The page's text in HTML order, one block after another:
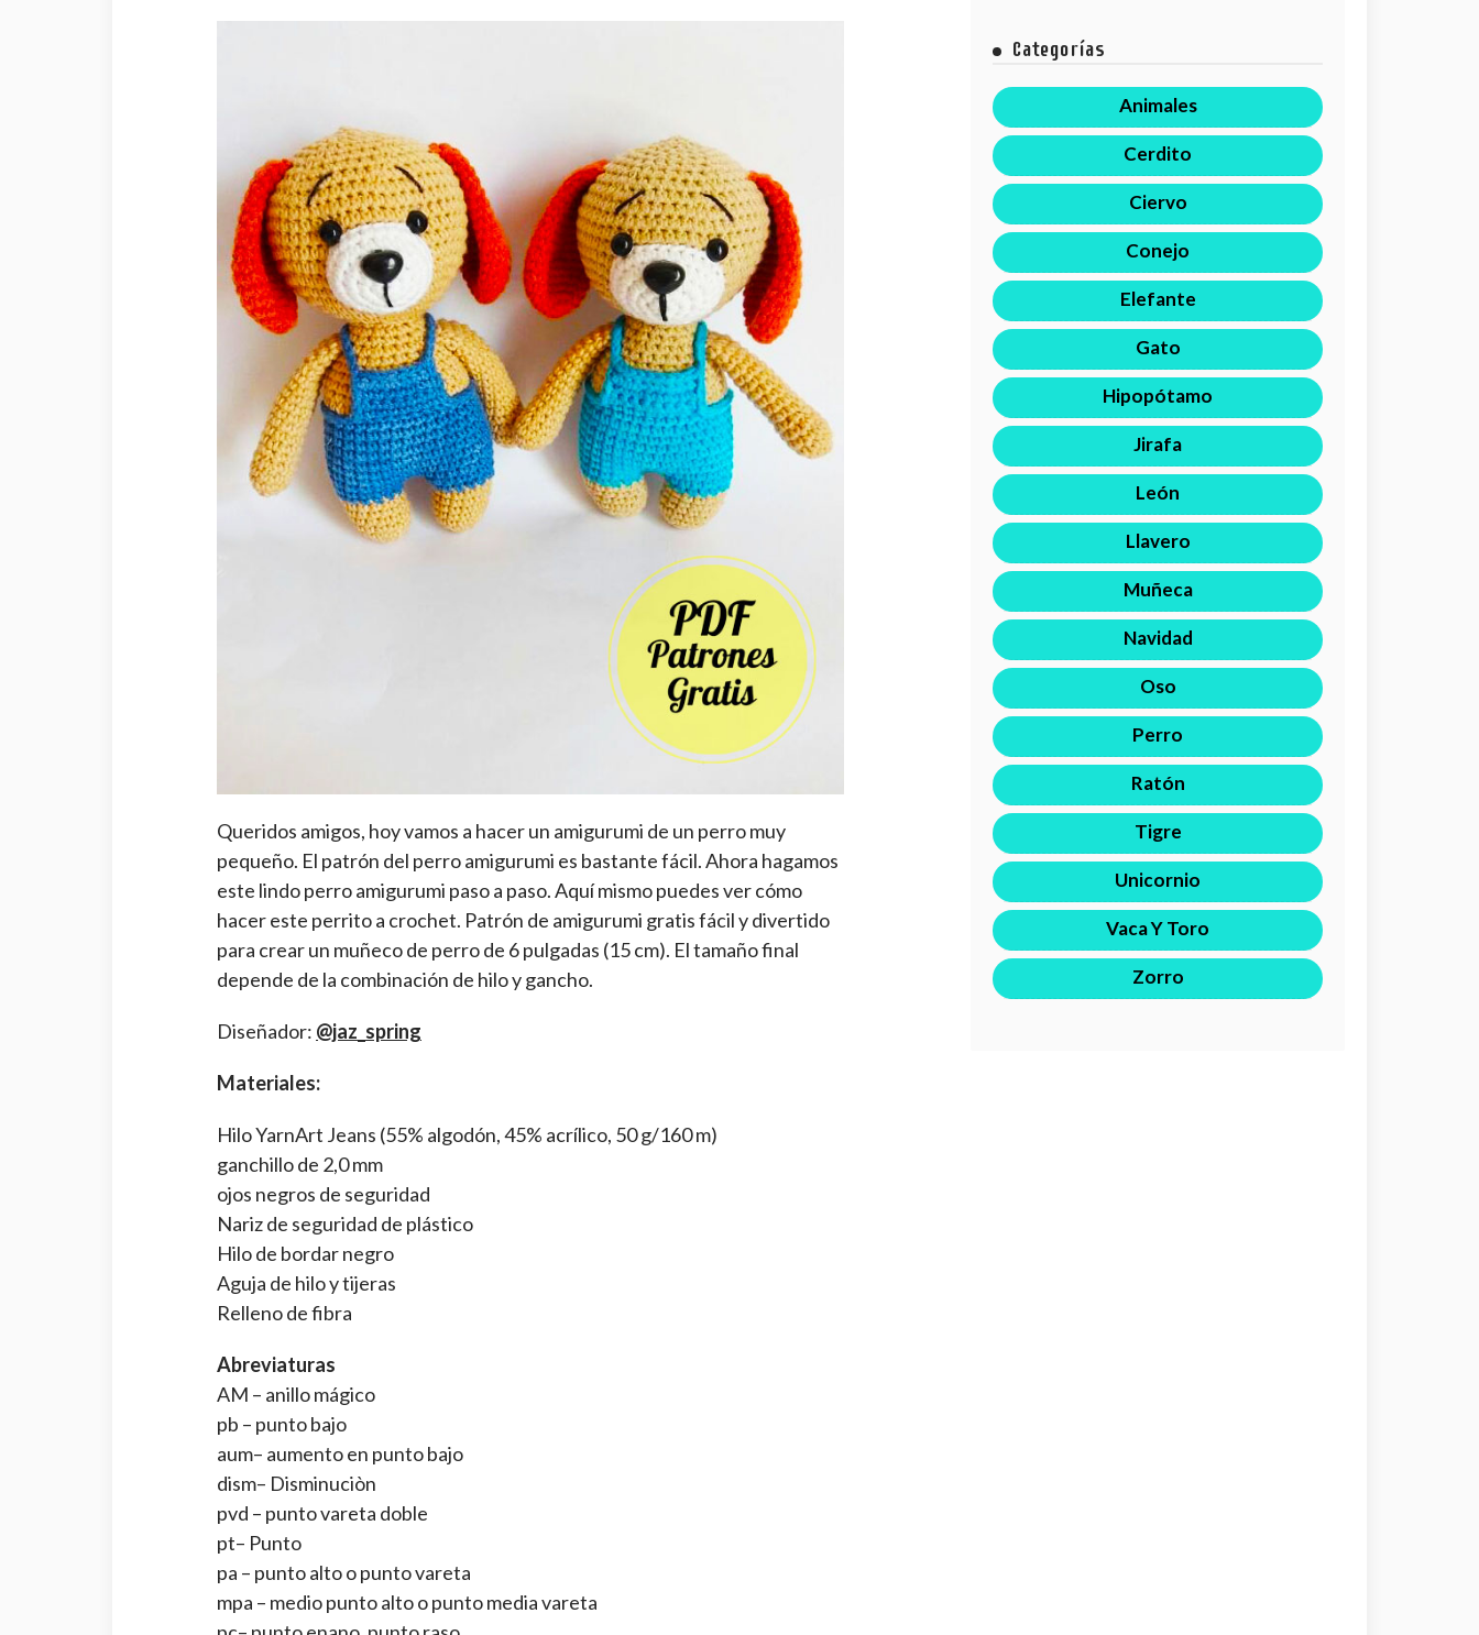
Queridos amigos, hoy vamos a hacer un amigurumi de un perro muy
pequeño. El patrón del perro amigurumi es bastante fácil. Ahora hagamos
este lindo perro amigurumi paso a paso. Aquí mismo puedes ver cómo
hacer este perrito a crochet. Patrón de amigurumi gratis fácil y divertido
para crear un muñeco de perro de 6 pulgadas (15 cm). El tamaño final
depende de la combinación de hilo y gancho.
Diseñador: @jaz_spring
Materiales:
Hilo YarnArt Jeans (55% algodón, 45% acrílico, 50 g/160 m)
ganchillo de 2,0 mm
ojos negros de seguridad
Nariz de seguridad de plástico
Hilo de bordar negro
Aguja de hilo y tijeras
Relleno de fibra
Abreviaturas
AM – anillo mágico
pb – punto bajo
aum– aumento en punto bajo
dism– Disminuciòn
pvd – punto vareta doble
pt– Punto
pa – punto alto o punto vareta
mpa – medio punto alto o punto media vareta
Categorías
Animales
Cerdito
Ciervo
Conejo
Elefante
Gato
Hipopótamo
Jirafa
León
Llavero
Muñeca
Navidad
Oso
Perro
Ratón
Tigre
Unicornio
Vaca Y Toro
Zorro